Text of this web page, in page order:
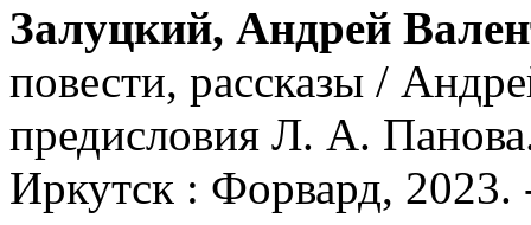
Залуцкий, Андрей
повести, рассказы /
предисловия Л. А.
Иркутск : Форвард, 2023.